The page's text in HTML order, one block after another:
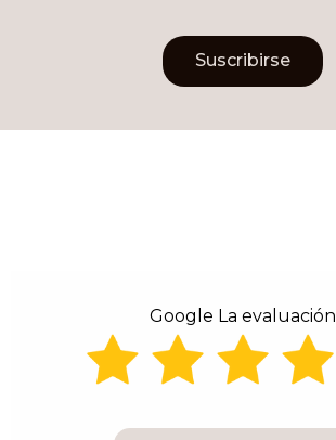
Suscribirse
Google La evaluación